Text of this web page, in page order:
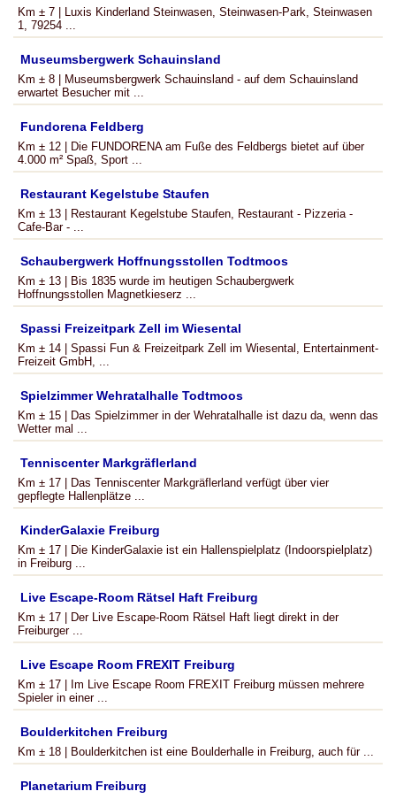
Km ± 7 | Luxis Kinderland Steinwasen, Steinwasen-Park, Steinwasen
1, 79254 ...
Museumsbergwerk Schauinsland
Km ± 8 | Museumsbergwerk Schauinsland - auf dem Schauinsland
erwartet Besucher mit ...
Fundorena Feldberg
Km ± 12 | Die FUNDORENA am Fuße des Feldbergs bietet auf über
4.000 m² Spaß, Sport ...
Restaurant Kegelstube Staufen
Km ± 13 | Restaurant Kegelstube Staufen, Restaurant - Pizzeria -
Cafe-Bar - ...
Schaubergwerk Hoffnungsstollen Todtmoos
Km ± 13 | Bis 1835 wurde im heutigen Schaubergwerk
Hoffnungsstollen Magnetkieserz ...
Spassi Freizeitpark Zell im Wiesental
Km ± 14 | Spassi Fun & Freizeitpark Zell im Wiesental, Entertainment-
Freizeit GmbH, ...
Spielzimmer Wehratalhalle Todtmoos
Km ± 15 | Das Spielzimmer in der Wehratalhalle ist dazu da, wenn das
Wetter mal ...
Tenniscenter Markgräflerland
Km ± 17 | Das Tenniscenter Markgräflerland verfügt über vier
gepflegte Hallenplätze ...
KinderGalaxie Freiburg
Km ± 17 | Die KinderGalaxie ist ein Hallenspielplatz (Indoorspielplatz)
in Freiburg ...
Live Escape-Room Rätsel Haft Freiburg
Km ± 17 | Der Live Escape-Room Rätsel Haft liegt direkt in der
Freiburger ...
Live Escape Room FREXIT Freiburg
Km ± 17 | Im Live Escape Room FREXIT Freiburg müssen mehrere
Spieler in einer ...
Boulderkitchen Freiburg
Km ± 18 | Boulderkitchen ist eine Boulderhalle in Freiburg, auch für ...
Planetarium Freiburg